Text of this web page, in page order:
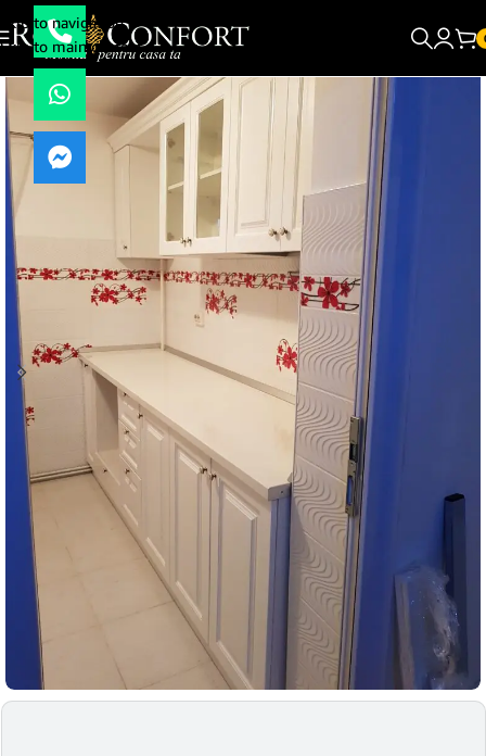
Skip to navigation
Skip to main content